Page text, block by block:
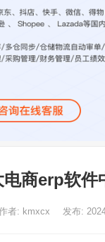
商erp软
者: kmxcx 发布: